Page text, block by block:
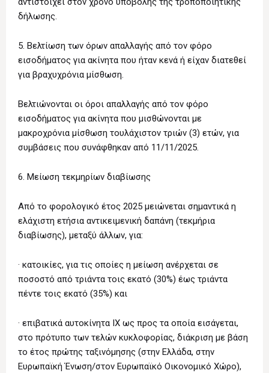
δήλωσης.
5. Βελτίωση των όρων απαλλαγής από τον φόρο
εισοδήματος για ακίνητα που ήταν κενά ή είχαν διατεθεί
για βραχυχρόνια μίσθωση.
Βελτιώνονται οι όροι απαλλαγής από τον φόρο
εισοδήματος για ακίνητα που μισθώνονται με
μακροχρόνια μίσθωση τουλάχιστον τριών (3) ετών, για
συμβάσεις που συνάφθηκαν από 11/11/2025.
6. Μείωση τεκμηρίων διαβίωσης
Από το φορολογικό έτος 2025 μειώνεται σημαντικά η
ελάχιστη ετήσια αντικειμενική δαπάνη (τεκμήρια
διαβίωσης), μεταξύ άλλων, για:
· κατοικίες, για τις οποίες η μείωση ανέρχεται σε
ποσοστό από τριάντα τοις εκατό (30%) έως τριάντα
πέντε τοις εκατό (35%) και
· επιβατικά αυτοκίνητα ΙΧ ως προς τα οποία εισάγεται,
στο πρότυπο των τελών κυκλοφορίας, διάκριση με βάση
το έτος πρώτης ταξινόμησης (στην Ελλάδα, στην
Ευρωπαϊκή Ένωση/στον Ευρωπαϊκό Οικονομικό Χώρο),